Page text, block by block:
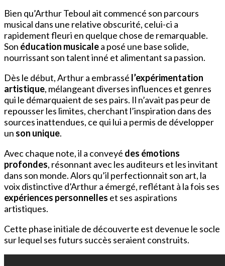
Bien qu’Arthur Teboul ait commencé son parcours
musical dans une relative obscurité, celui-ci a
rapidement fleuri en quelque chose de remarquable.
Son éducation musicalea posé une base solide,
nourrissant son talent inné et alimentant sa passion.
Dès le début, Arthur a embrassé l’expérimentation
artistique, mélangeant diverses influences et genres
qui le démarquaient de ses pairs. Il n’avait pas peur de
repousser les limites, cherchant l’inspiration dans des
sources inattendues, ce qui lui a permis de développer
un son unique.
Avec chaque note, il a conveyé des émotions
profondes, résonnant avec les auditeurs et les invitant
dans son monde. Alors qu’il perfectionnait son art, la
voix distinctive d’Arthur a émergé, reflétant à la fois ses
expériences personnelles et ses aspirations
artistiques.
Cette phase initiale de découverte est devenue le socle
sur lequel ses futurs succès seraient construits.